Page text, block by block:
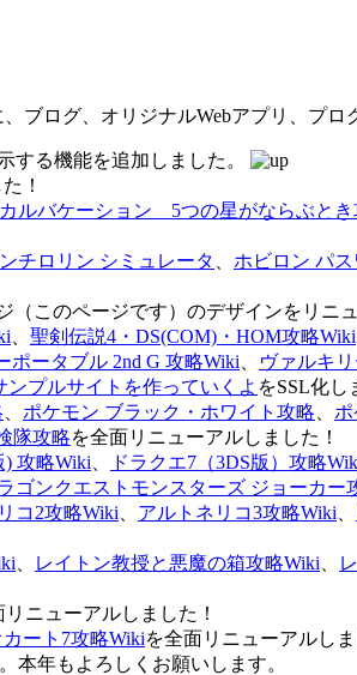
ブログ、オリジナルWebアプリ、プ
する機能を追加しました。
！
ルバケーション 5つの星がならぶとき
チロリン シミュレータ ホビロン パ
このページです）のデザインをリニ
聖剣伝説4・DS(COM)・HOM攻略Wiki
ポータブル 2nd G 攻略Wiki ヴァルキ
プルサイトを作っていくよ をSSL化し
ポケモン ブラック・ホワイト攻略
隊攻略を全面リニューアルしました！
) 攻略Wiki ドラクエ7（3DS版）攻略
ゴンクエストモンスターズ ジョーカー
コ2攻略Wiki アルトネリコ3攻略Wiki
レイトン教授と悪魔の箱攻略Wiki
リニューアルしました！
ート7攻略Wikiを全面リニューアルし
本年もよろしくお願いします。